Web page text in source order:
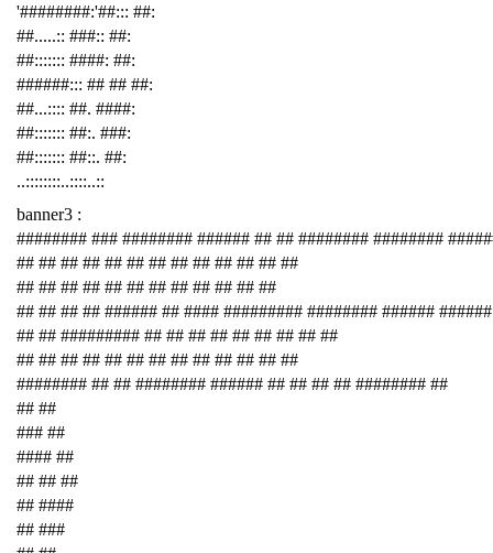
'########:'##::: ##:
##.....:: ###:: ##:
##::::::: ####: ##:
######::: ## ## ##:
##...:::: ##. ####:
##::::::: ##:. ###:
##::::::: ##::. ##:
..::::::::..::::..::
banner3 :
######## ### ######## ###### ## ## ######## ########
## ## ## ## ## ## ## ## ## ## ## ## ##
## ## ## ## ## ## ## ## ## ## ## ##
## ## ## ## ###### ## #### ######### ######## ###### ######
## ## ######### ## ## ## ## ## ## ## ## ##
## ## ## ## ## ## ## ## ## ## ## ## ##
######## ## ## ######## ###### ## ## ## ## ######## ##
## ##
### ##
#### ##
## ## ##
## ####
## ###